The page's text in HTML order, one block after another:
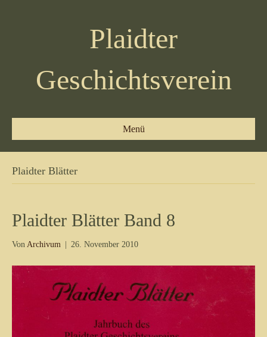
Plaidter
Geschichtsverein
Menü
Plaidter Blätter
Plaidter Blätter Band 8
Von Archivum 26. November 2010